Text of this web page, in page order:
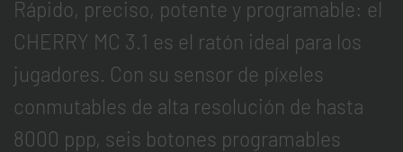
Rápido, preciso, potente y programable: el
CHERRY MC 3.1 es el ratón ideal para los
jugadores. Con su sensor de píxeles
conmutables de alta resolución de hasta
8000 ppp, seis botones programables